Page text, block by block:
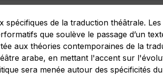
spécifiques de la traduction théâtrale. Les
que soulève le passage d’un
aux théories contemporaines de la
arabe, en mettant l'accent sur
sera menée autour des spécificités